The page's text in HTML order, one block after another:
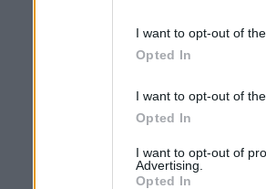
I want to opt-out of
Opted In
I want to opt-out of
Opted In
I want to opt-out of
Advertising.
Opted In